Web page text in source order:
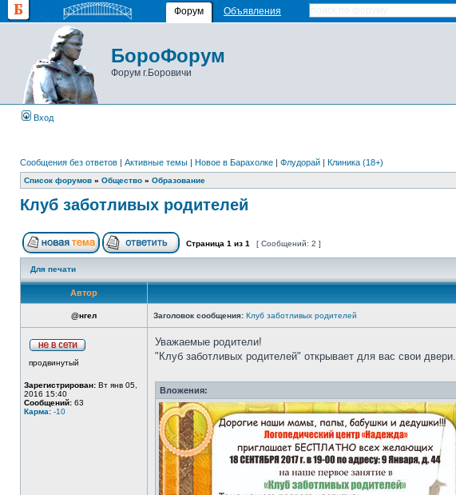
Форум Объявления
БороФорум
Форум г.Боровичи
Вход
Сообщения без ответов | Активные темы | Новое в Барахолке | Флудорай | Клиника (18+)
Список форумов » Общество » Образование
Клуб заботливых родителей
Страница 1 из 1 [ Сообщений: 2 ]
Для печати
Автор
@нгел Заголовок сообщения: Клуб заботливых родителей
продвинутый
Зарегистрирован: Вт янв 05,
2016 15:40
Сообщений: 63
Карма: -10
Уважаемые родители!
"Клуб заботливых родителей" открывает для вас свои двери.
Вложения: